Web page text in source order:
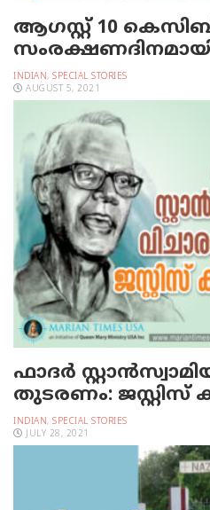
ആഗസ്റ്റ് 10
INDIAN, SPECIAL STORIES
AUGUST 5, 2021
ഫാദര്‍
തുടരണം:
INDIAN, SPECIAL STORIES
JULY 28, 2021